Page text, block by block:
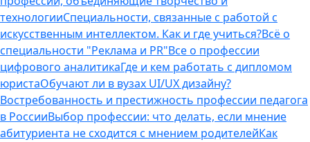
технологииСпециальности, связанные с работой с
искусственным интеллектом. Как и где учиться?Всё о
специальности "Реклама и PR"Все о профессии
цифрового аналитикаГде и кем работать с дипломом
юристаОбучают ли в вузах UI/UX дизайну?
Востребованность и престижность профессии педагога
в РоссииВыбор профессии: что делать, если мнение
абитуриента не сходится с мнением родителейКак